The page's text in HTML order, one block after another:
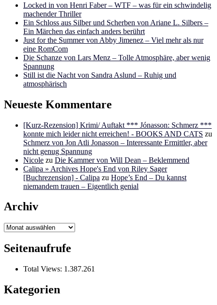
Locked in von Henri Faber – WTF – was für ein schwindelig
machender Thriller
Ein Schloss aus Silber und Scherben von Ariane L. Silbers –
Ein Märchen das einfach anders berührt
Just for the Summer von Abby Jimenez – Viel mehr als nur
eine RomCom
Die Schanze von Lars Menz – Tolle Atmosphäre, aber wenig
Spannung
Still ist die Nacht von Sandra Aslund – Ruhig und
atmosphärisch
Neueste Kommentare
[Kurz-Rezension] Krimi/ Auftakt *** Jónasson: Schmerz ***
konnte mich leider nicht erreichen! - BOOKS AND CATS zu
Schmerz von Jon Atli Jonasson – Interessante Ermittler, aber
nicht genug Spannung
Nicole zu Die Kammer von Will Dean – Beklemmend
Calipa » Archives Hope's End von Riley Sager
[Buchrezension] - Calipa zu Hope’s End – Du kannst
niemandem trauen – Eigentlich genial
Archiv
Archiv
Seitenaufrufe
Total Views: 1.387.261
Kategorien